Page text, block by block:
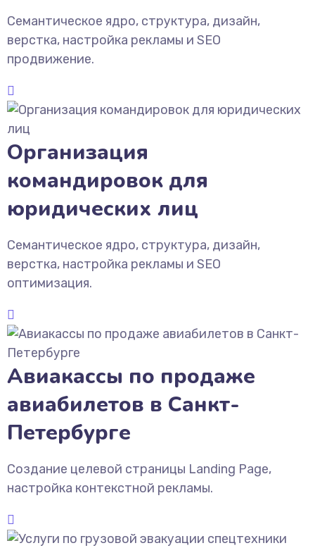
Семантическое ядро, структура, дизайн,
верстка, настройка рекламы и SEO
продвижение.
Организация
командировок для
юридических лиц
Семантическое ядро, структура, дизайн,
верстка, настройка рекламы и SEO
оптимизация.
Авиакассы по продаже
авиабилетов в Санкт-
Петербурге
Создание целевой страницы Landing Page,
настройка контекстной рекламы.